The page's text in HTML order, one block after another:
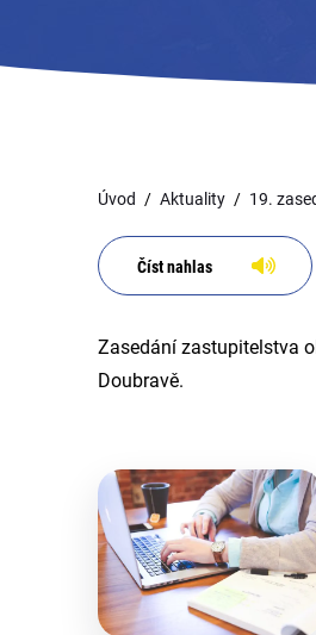
Úvod Aktuality 19.
Číst nahlas
Zasedání zastupitelstva
Doubravě.